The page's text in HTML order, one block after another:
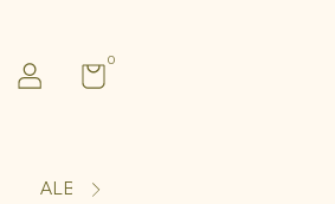
0
ALBQ BLOG